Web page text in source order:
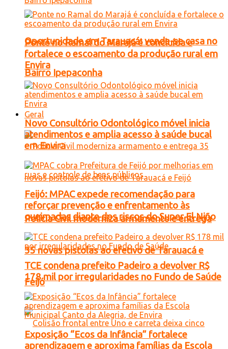
Oportunidade em Tarauacá: vende-se casa no
Bairro Ipepaconha
Geral
Polícia Civil moderniza armamento e entrega
35 novas pistolas ao efetivo de Tarauacá e
Feijó
Ponte no Ramal do Marajá é concluída e
fortalece o escoamento da produção rural em
Envira
Novo Consultório Odontológico móvel inicia
atendimentos e amplia acesso à saúde bucal
em Envira
Feijó: MPAC expede recomendação para
reforçar prevenção e enfrentamento às
queimadas diante dos riscos do Super El Niño
TCE condena prefeito Padeiro a devolver R$
178 mil por irregularidades no Fundo de Saúde
Exposição “Ecos da Infância” fortalece
aprendizagem e aproxima famílias da Escola